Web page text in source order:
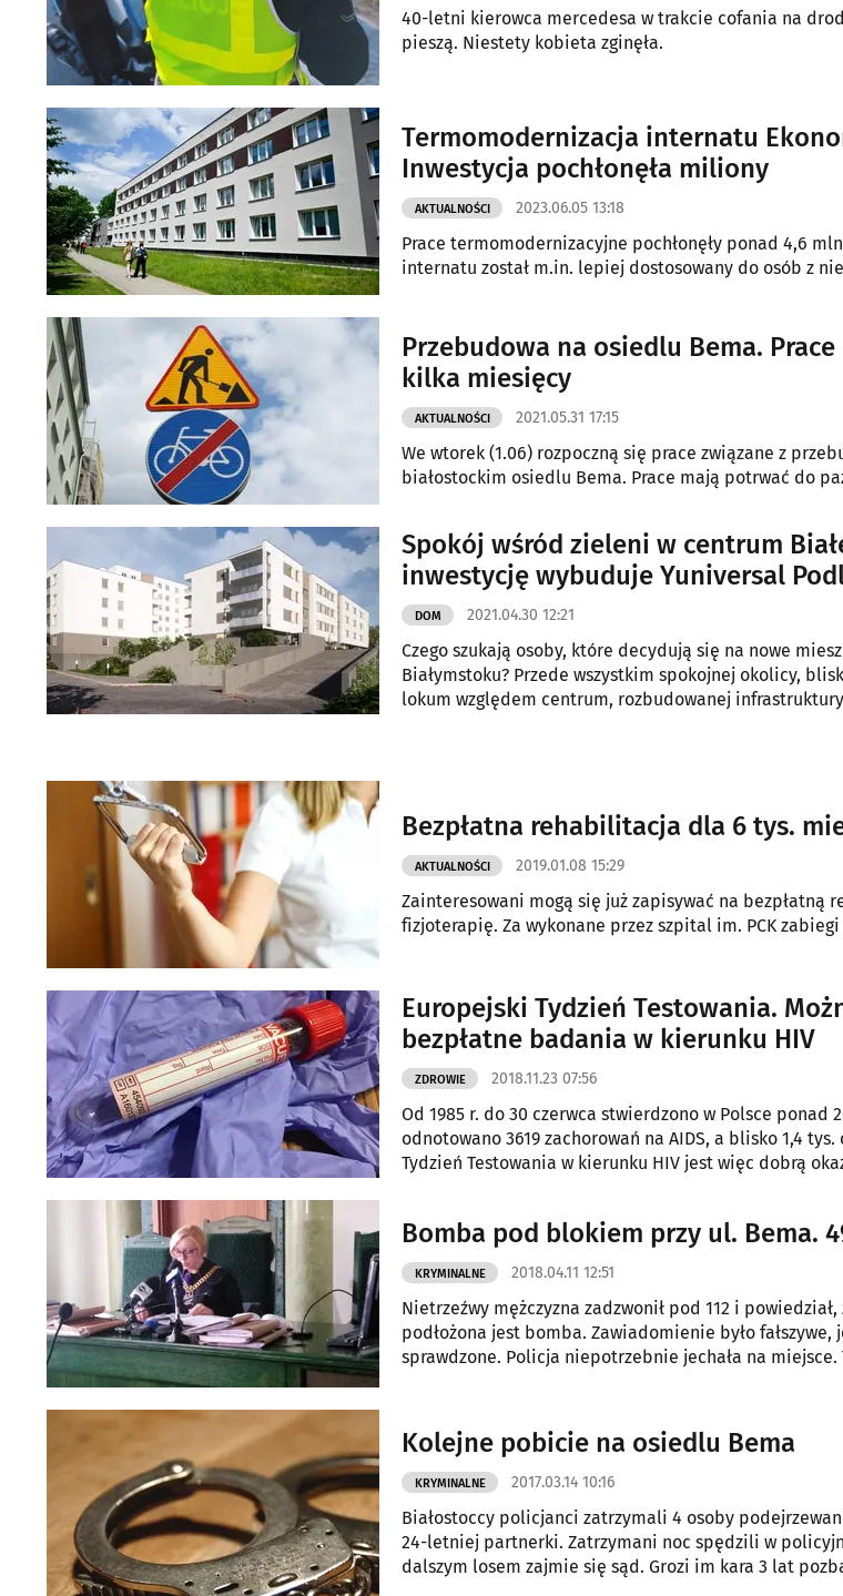
40-letni kierowca mercedesa w trakcie cofania na
pieszą. Niestety kobieta zginęła.
Termomodernizacja internatu
Inwestycja pochłonęła miliony
AKTUALNOŚCI 2023.06.05 13:18
Prace termomodernizacyjne pochłonęły ponad 4,6
internatu został m.in. lepiej dostosowany do osób z
Przebudowa na osiedlu Bema.
kilka miesięcy
AKTUALNOŚCI 2021.05.31 17:15
We wtorek (1.06) rozpoczną się prace związane z
białostockim osiedlu Bema. Prace mają potrwać do
Spokój wśród zieleni w centrum
inwestycję wybuduje Yuniversal
DOM 2021.04.30 12:21
Czego szukają osoby, które decydują się na nowe
Białymstoku? Przede wszystkim spokojnej okolicy,
lokum względem centrum, rozbudowanej
Bezpłatna rehabilitacja dla 6 tys.
AKTUALNOŚCI 2019.01.08 15:29
Zainteresowani mogą się już zapisywać na bezpłatną
fizjoterapię. Za wykonane przez szpital im. PCK
Europejski Tydzień Testowania.
bezpłatne badania w kierunku HIV
ZDROWIE 2018.11.23 07:56
Od 1985 r. do 30 czerwca stwierdzono w Polsce ponad
odnotowano 3619 zachorowań na AIDS, a blisko 1,4
Tydzień Testowania w kierunku HIV jest więc dobrą
Bomba pod blokiem przy ul. Bema.
KRYMINALNE 2018.04.11 12:51
Nietrzeźwy mężczyzna zadzwonił pod 112 i
podłożona jest bomba. Zawiadomienie było fałszywe,
sprawdzone. Policja niepotrzebnie jechała na miejsce.
Kolejne pobicie na osiedlu Bema
KRYMINALNE 2017.03.14 10:16
Białostoccy policjanci zatrzymali 4 osoby
24-letniej partnerki. Zatrzymani noc spędzili w
dalszym losem zajmie się sąd. Grozi im kara 3 lat